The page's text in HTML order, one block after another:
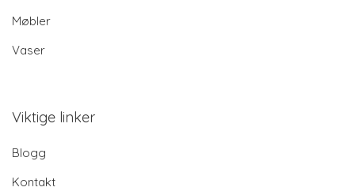
Møbler
Vaser
Viktige linker
Blogg
Kontakt